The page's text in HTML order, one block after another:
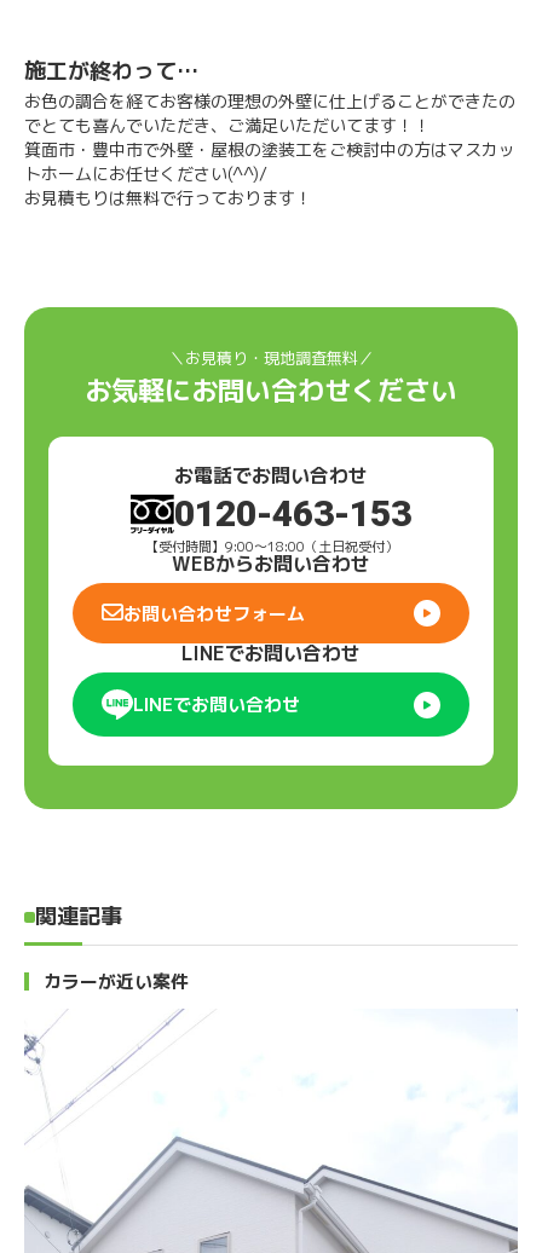
施工が終わって…
お色の調合を経てお客様の理想の外壁に仕上げることができたの
でとても喜んでいただき、ご満足いただいてます！！
箕面市・豊中市で外壁・屋根の塗装工をご検討中の方はマスカッ
トホームにお任せください(^^)/
お見積もりは無料で行っております！
＼お見積り・現地調査無料／
お気軽にお問い合わせください
お電話でお問い合わせ
0120-463-153
【受付時間】9:00〜18:00（土日祝受付）
WEBからお問い合わせ
お問い合わせフォーム
LINEでお問い合わせ
LINEでお問い合わせ
関連記事
カラーが近い案件